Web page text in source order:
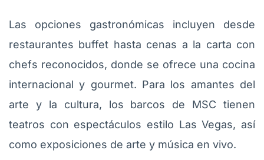
Las opciones gastronómicas incluyen desde
restaurantes buffet hasta cenas a la carta con
chefs reconocidos, donde se ofrece una cocina
internacional y gourmet. Para los amantes del
arte y la cultura, los barcos de MSC tienen
teatros con espectáculos estilo Las Vegas, así
como exposiciones de arte y música en vivo.